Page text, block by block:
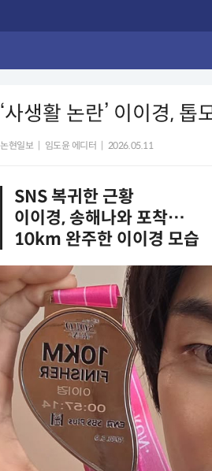
‘사생활 논란’ 이이경,
논현일보 임도윤 에디터 2026.05.11
SNS 복귀한 근황
이이경, 송해나와 포착…
10km 완주한 이이경 모습